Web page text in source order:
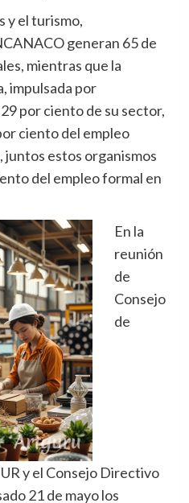
y el turismo,
generan 65 de
mientras que la
impulsada por
por ciento de su sector,
ciento del empleo
juntos estos organismos
del empleo formal en
En la
reunión
de
Consejo
de
y el Consejo Directivo
21 de mayo los